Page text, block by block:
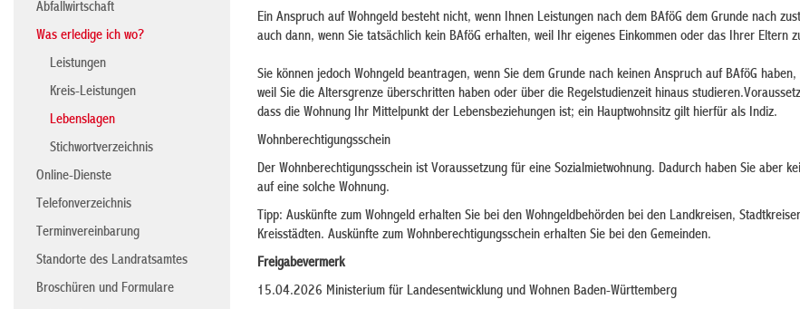
Abfallwirtschaft
Was erledige ich wo?
Leistungen
Kreis-Leistungen
Lebenslagen
Stichwortverzeichnis
Online-Dienste
Telefonverzeichnis
Terminvereinbarung
Standorte des Landratsamtes
Broschüren und Formulare
Ein Anspruch auf Wohngeld besteht nicht, wenn Ihnen Leistungen nach dem BAföG dem Grunde nach
auch dann, wenn Sie tatsächlich kein BAföG erhalten, weil Ihr eigenes Einkommen oder das Ihrer Eltern
Sie können jedoch Wohngeld beantragen, wenn Sie dem Grunde nach keinen Anspruch auf BAföG
weil Sie die Altersgrenze überschritten haben oder über die Regelstudienzeit hinaus
dass die Wohnung Ihr Mittelpunkt der Lebensbeziehungen ist; ein Hauptwohnsitz gilt hierfür als Indiz.
Wohnberechtigungsschein
Der Wohnberechtigungsschein ist Voraussetzung für eine Sozialmietwohnung. Dadurch haben Sie aber
auf eine solche Wohnung.
Tipp: Auskünfte zum Wohngeld erhalten Sie bei den Wohngeldbehörden bei den Landkreisen,
Kreisstädten. Auskünfte zum Wohnberechtigungsschein erhalten Sie bei den Gemeinden.
Freigabevermerk
15.04.2026 Ministerium für Landesentwicklung und Wohnen Baden-Württemberg